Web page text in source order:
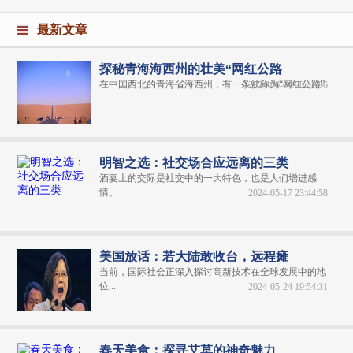
最新文章
探秘青海海西州的壮美“网红公路
在中国西北的青海省海西州，有一条被称为“网红公路”...
2024-06-04 20:31:06
明智之选：社交场合应远离的三类
酒宴上的交际是社交中的一大特色，也是人们增进感
情、...
2024-05-17 23:44:58
美国放话：若大陆敢收台，远程瘫
当前，国际社会正深入探讨高新技术在全球发展中的地
位...
2024-05-24 19:54:31